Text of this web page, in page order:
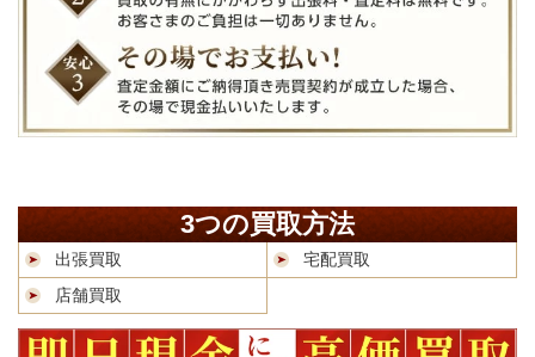
3つの買取方法
出張買取
宅配買取
店舗買取